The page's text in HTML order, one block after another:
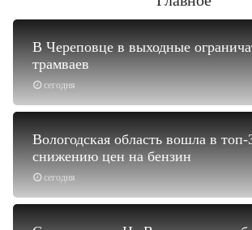
сегодня
В Череповце в выходные
трамваев
сегодня
Вологодская область вошла в
снижению цен на бензин